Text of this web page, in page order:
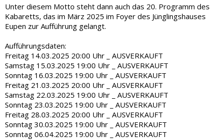
Unter diesem Motto steht dann auch das 20. Programm des
Kabaretts, das im März 2025 im Foyer des Jünglingshauses
Eupen zur Aufführung gelangt.
Aufführungsdaten:
Freitag 14.03.2025 20:00 Uhr _ AUSVERKAUFT
Samstag 15.03.2025 19:00 Uhr _ AUSVERKAUFT
Sonntag 16.03.2025 19:00 Uhr _ AUSVERKAUFT
Freitag 21.03.2025 20:00 Uhr _ AUSVERKAUFT
Samstag 22.03.2025 19:00 Uhr _ AUSVERKAUFT
Sonntag 23.03.2025 19:00 Uhr _ AUSVERKAUFT
Freitag 28.03.2025 20:00 Uhr _ AUSVERKAUFT
Sonntag 30.03.2025 19:00 Uhr
_ AUSVERKAUFT
Sonntag 06.04.2025 19:00 Uhr
_ AUSVERKAUFT